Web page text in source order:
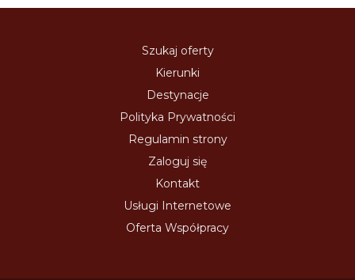
Szukaj oferty
Kierunki
Destynacje
Polityka Prywatności
Regulamin strony
Zaloguj się
Kontakt
Usługi Internetowe
Oferta Współpracy